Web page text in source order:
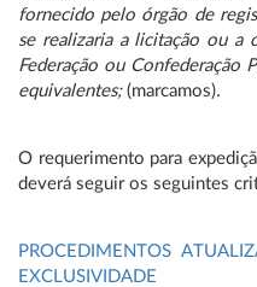
fornecido pelo órgão de
se realizaria a licitação ou a
Federação ou Confederação
equivalentes; (marcamos).
O requerimento para
deverá seguir os seguintes
PROCEDIMENTOS
EXCLUSIVIDADE